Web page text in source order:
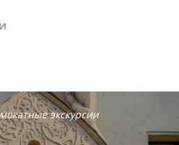
экскурсии